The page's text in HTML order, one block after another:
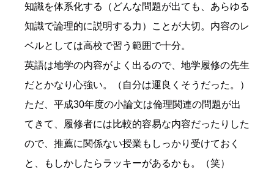
知識を体系化する（どんな問題が出ても、あらゆる
知識で論理的に説明する力）ことが大切。内容のレ
ベルとしては高校で習う範囲で十分。
英語は地学の内容がよく出るので、地学履修の先生
だとかなり心強い。（自分は運良くそうだった。）
ただ、平成30年度の小論文は倫理関連の問題が出
てきて、履修者には比較的容易な内容だったりした
ので、推薦に関係ない授業もしっかり受けておく
と、もしかしたらラッキーがあるかも。（笑）